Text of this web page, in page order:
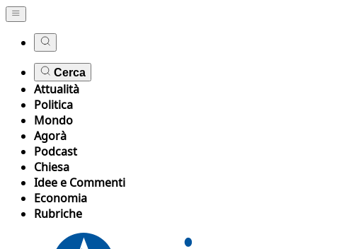
Cerca
Attualità
Politica
Mondo
Agorà
Podcast
Chiesa
Idee e Commenti
Economia
Rubriche